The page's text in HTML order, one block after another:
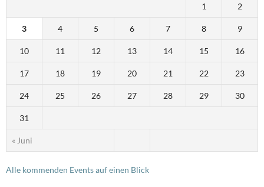
« Juni
1 2
3 4 5 6 7 8 9
10 11 12 13 14 15 16
17 18 19 20 21 22 23
24 25 26 27 28 29 30
31
Alle kommenden Events auf einen Blick